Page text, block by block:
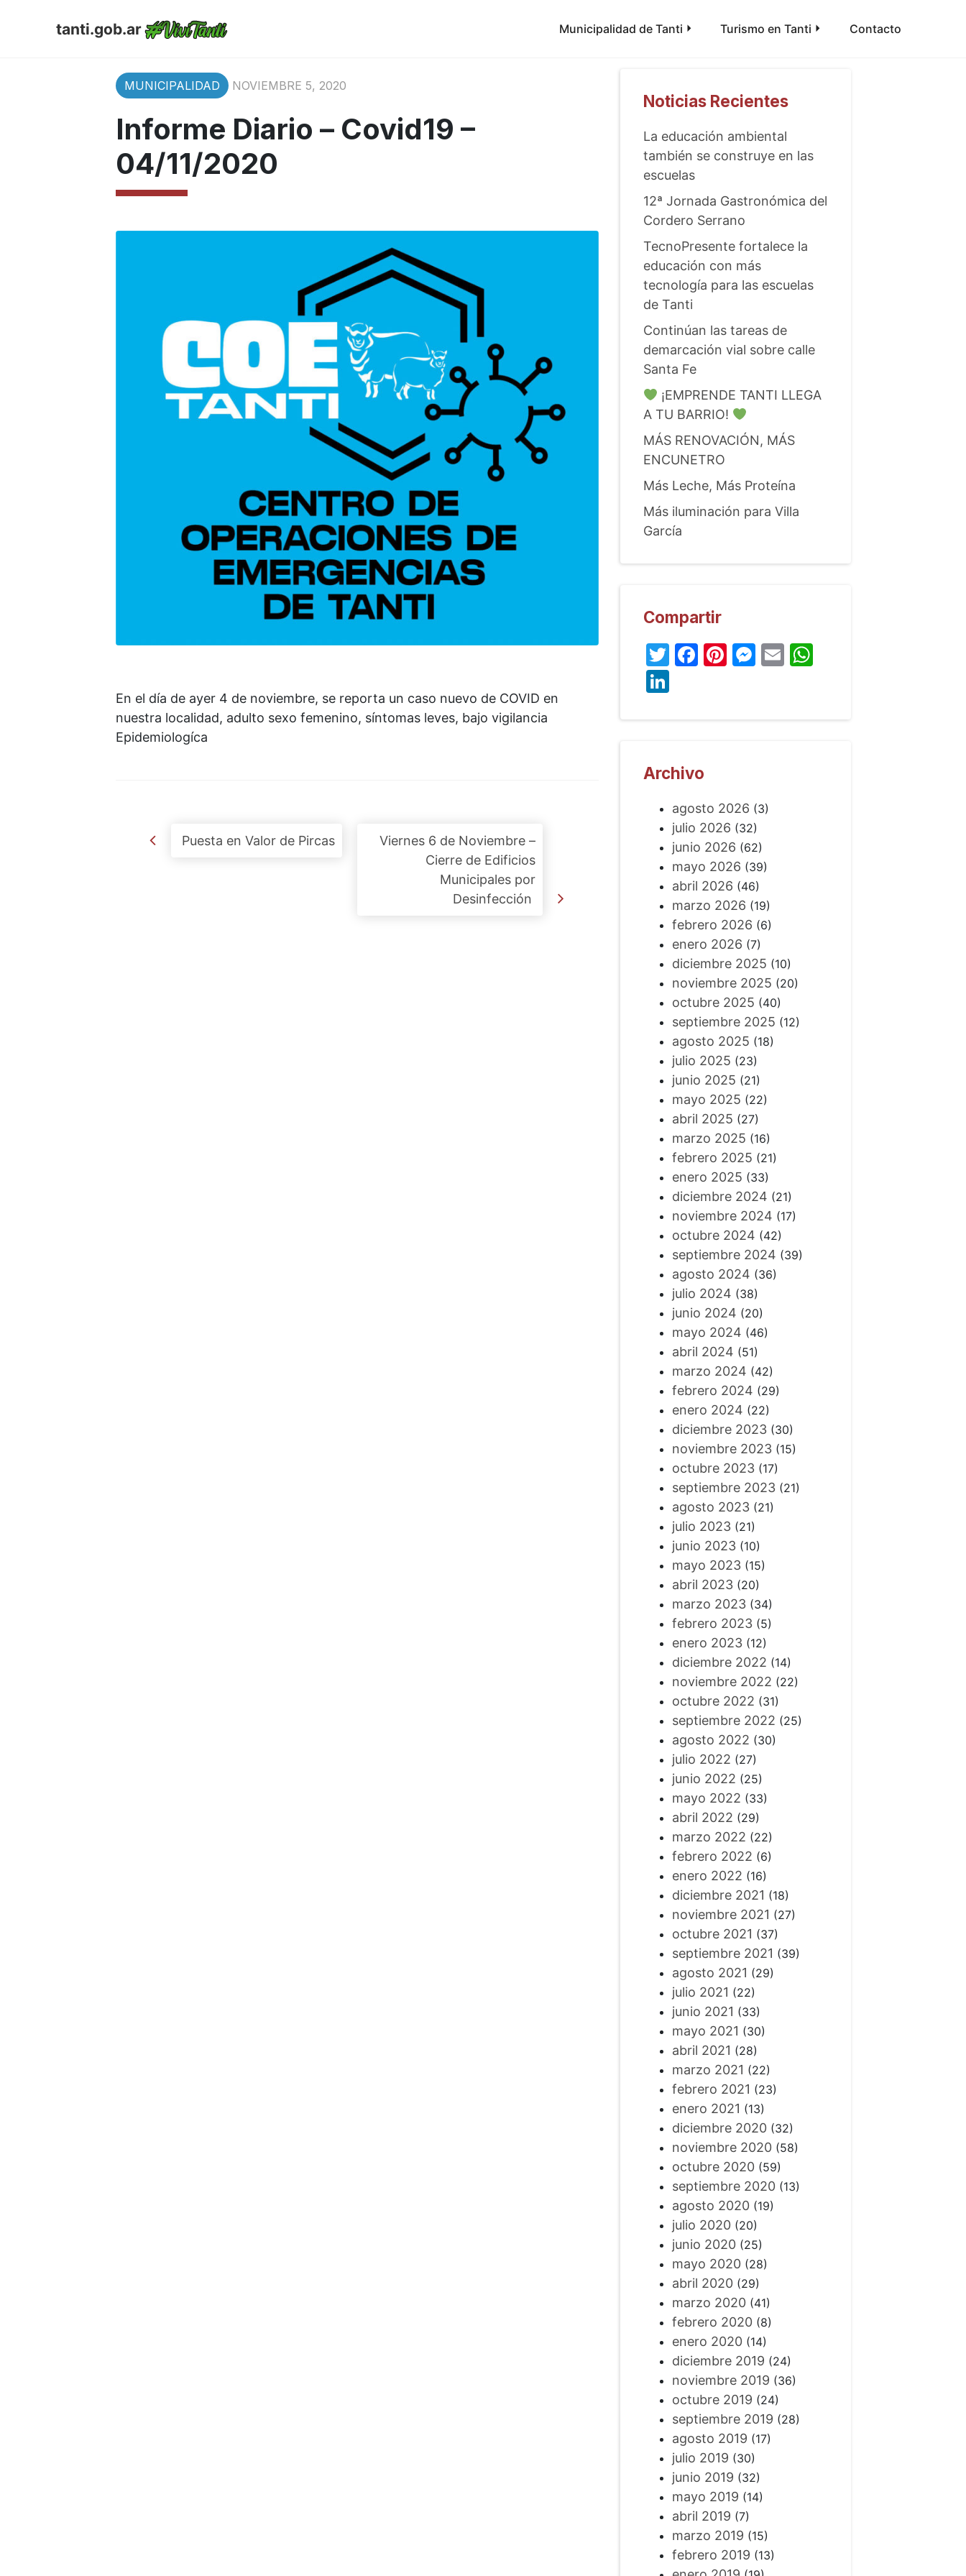
tanti.gob.ar Municipalidad de Tanti Turismo en Tanti Contacto
MUNICIPALIDAD NOVIEMBRE 5, 2020
Informe Diario – Covid19 –
04/11/2020
En el día de ayer 4 de noviembre, se reporta un caso nuevo de COVID en
nuestra localidad, adulto sexo femenino, síntomas leves, bajo vigilancia
Epidemiologíca
Post navigation
Puesta en Valor de Pircas
Viernes 6 de Noviembre –
Cierre de Edificios
Municipales por
Desinfección
Noticias Recientes
La educación ambiental
también se construye en las
escuelas
12ª Jornada Gastronómica del
Cordero Serrano
TecnoPresente fortalece la
educación con más
tecnología para las escuelas
de Tanti
Continúan las tareas de
demarcación vial sobre calle
Santa Fe
¡EMPRENDE TANTI LLEGA
A TU BARRIO!
MÁS RENOVACIÓN, MÁS
ENCUNETRO
Más Leche, Más Proteína
Más iluminación para Villa
García
Compartir
Twitter
Facebook
Pinterest
Messenger
EmailWhatsApp
LinkedIn
Archivo
agosto 2026 (3)
julio 2026 (32)
junio 2026 (62)
mayo 2026 (39)
abril 2026 (46)
marzo 2026 (19)
febrero 2026 (6)
enero 2026 (7)
diciembre 2025 (10)
noviembre 2025 (20)
octubre 2025 (40)
septiembre 2025 (12)
agosto 2025 (18)
julio 2025 (23)
junio 2025 (21)
mayo 2025 (22)
abril 2025 (27)
marzo 2025 (16)
febrero 2025 (21)
enero 2025 (33)
diciembre 2024 (21)
noviembre 2024 (17)
octubre 2024 (42)
septiembre 2024 (39)
agosto 2024 (36)
julio 2024 (38)
junio 2024 (20)
mayo 2024 (46)
abril 2024 (51)
marzo 2024 (42)
febrero 2024 (29)
enero 2024 (22)
diciembre 2023(30)
noviembre 2023(15)
octubre 2023(17)
septiembre 2023(21)
agosto 2023(21)
julio 2023(21)
junio 2023(10)
mayo 2023(15)
abril 2023(20)
marzo 2023(34)
febrero 2023(5)
enero 2023(12)
diciembre 2022 (14)
noviembre 2022 (22)
octubre 2022 (31)
septiembre 2022 (25)
agosto 2022 (30)
julio 2022 (27)
junio 2022 (25)
mayo 2022 (33)
abril 2022 (29)
marzo 2022 (22)
febrero 2022 (6)
enero 2022 (16)
diciembre 2021 (18)
noviembre 2021 (27)
octubre 2021 (37)
septiembre 2021 (39)
agosto 2021 (29)
julio 2021 (22)
junio 2021 (33)
mayo 2021 (30)
abril 2021 (28)
marzo 2021 (22)
febrero 2021 (23)
enero 2021 (13)
diciembre 2020(32)
noviembre 2020(58)
octubre 2020(59)
septiembre 2020(13)
agosto 2020(19)
julio 2020(20)
junio 2020(25)
mayo 2020(28)
abril 2020(29)
marzo 2020(41)
febrero 2020(8)
enero 2020(14)
diciembre 2019 (24)
noviembre 2019 (36)
octubre 2019 (24)
septiembre 2019 (28)
agosto 2019 (17)
julio 2019 (30)
junio 2019 (32)
mayo 2019 (14)
abril 2019 (7)
marzo 2019 (15)
febrero 2019 (13)